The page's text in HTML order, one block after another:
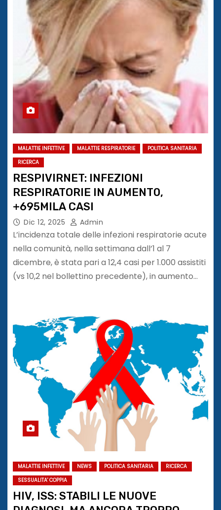
MALATTIE INFETTIVE MALATTIE RESPIRATORIE
POLITICA SANITARIA
RICERCA
RESPIVIRNET: INFEZIONI
RESPIRATORIE IN AUMENT0,
+695MILA CASI
Dic 12, 2025 Admin
L’incidenza totale delle infezioni respiratorie acute
nella comunità, nella settimana dall’1 al 7
dicembre, è stata pari a 12,4 casi per 1.000 assistiti
(vs 10,2 nel bollettino precedente), in aumento…
MALATTIE INFETTIVE NEWS POLITICA SANITARIA
RICERCA
SESSUALITA' COPPIA
HIV, ISS: STABILI LE NUOVE